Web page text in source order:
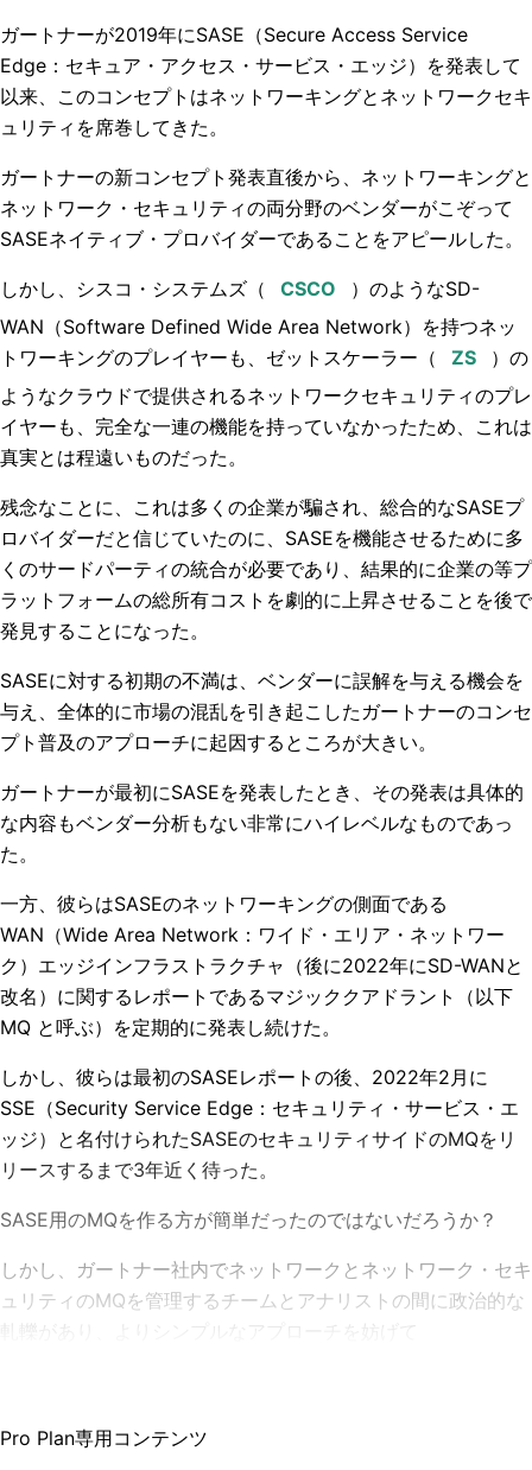
ガートナーが2019年にSASE （Secure Access Service
Edge：セキュア・アクセス・サービス・エッジ） を発表して
以来、このコンセプトはネットワーキングとネットワークセキ
ュリティを席巻してきた。
ガートナーの新コンセプト発表直後から、ネットワーキングと
ネットワーク・セキュリティの両分野のベンダーがこぞって
SASEネイティブ・プロバイダーであることをアピールした。
しかし、 シスコ・システムズ （
）のようなSD-
WAN （Software Defined Wide Area Network） を持つネッ
トワーキングのプレイヤーも、 ゼットスケーラー （
）の
ようなクラウドで提供されるネットワークセキュリティのプレ
イヤーも、完全な一連の機能を持っていなかったため、これは
真実とは程遠いものだった。
残念なことに、これは多くの企業が騙され、総合的なSASEプ
ロバイダーだと信じていたのに、SASEを機能させるために多
くのサードパーティの統合が必要であり、結果的に企業の等プ
ラットフォームの総所有コスト を劇的に上昇させることを後で
発見することになった。
SASEに対する初期の不満は、ベンダーに誤解を与える機会を
与え、全体的に市場の混乱を引き起こしたガートナーのコンセ
プト普及のアプローチに起因するところが大きい。
ガートナーが最初にSASEを発表したとき、その発表は具体的
な内容もベンダー分析もない非常にハイレベルなものであっ
た。
一方、彼らはSASEのネットワーキングの側面である
WAN （Wide Area Network：ワイド・エリア・ネットワー
ク ） エッジインフラストラクチャ（後に2022年にSD-WANと
改名）に関するレポートであるマジッククアドラント（以下
MQ と呼ぶ）を定期的に発表し続けた。
しかし、彼らは最初のSASEレポートの後、2022年2月に
SSE （Security Service Edge ： セキュリティ・サービス・エ
ッジ） と名付けられたSASEのセキュリティサイドのMQをリ
リースするまで3年近く待った。
SASE用のMQを作る方が簡単だったのではないだろうか？
しかし、ガートナー社内でネットワークとネットワーク・セキ
ュリティのMQを管理するチームとアナリストの間に政治的な
軋轢があり、よりシンプルなアプローチを妨げて
Pro Plan専用コンテンツ